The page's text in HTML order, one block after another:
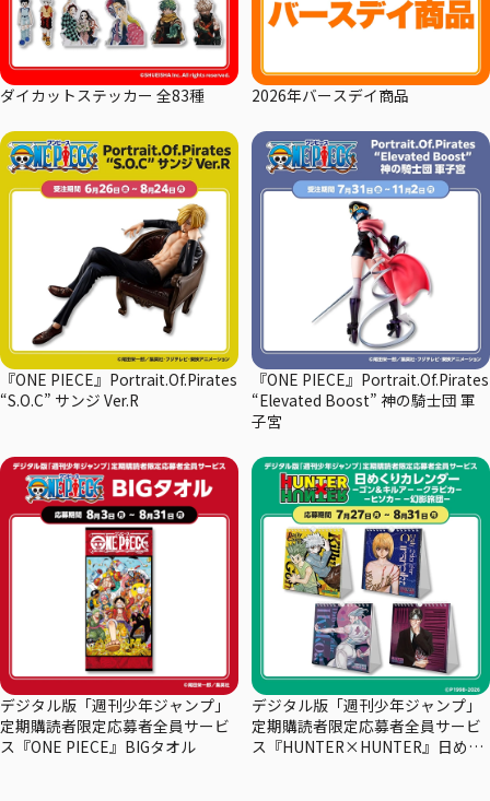
ダイカットステッカー 全83種 2026年バースデイ商品
『ONE PIECE』Portrait.Of.Pirates
“S.O.C” サンジ Ver.R
『ONE PIECE』Portrait.Of.Pirates
“Elevated Boost” 神の騎士団 軍
子宮
デジタル版「週刊少年ジャンプ」
定期購読者限定応募者全員サービ
ス『ONE PIECE』BIGタオル
デジタル版「週刊少年ジャンプ」
定期購読者限定応募者全員サービ
ス『HUNTER×HUNTER』日めく